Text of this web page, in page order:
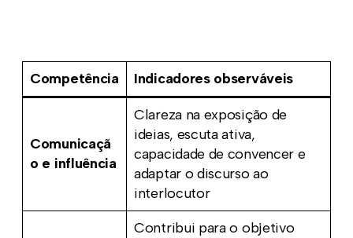
Competência Indicadores observáveis
Comunicaçã
o e influência
Clareza na exposição de
ideias, escuta ativa,
capacidade de convencer e
adaptar o discurso ao
interlocutor
Contribui para o objetivo